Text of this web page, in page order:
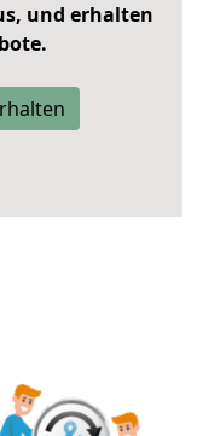
und erhalten